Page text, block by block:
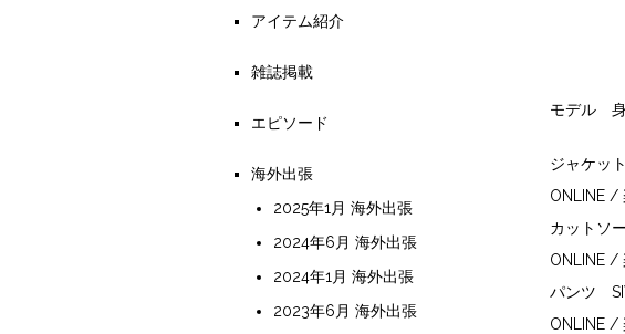
モデル 身
ジャケッ
ONLINE /
カットソ
ONLINE /
パンツ
ONLINE /
アイテム紹介
雑誌掲載
エピソード
海外出張
2025年1月 海外出張
2024年6月 海外出張
2024年1月 海外出張
2023年6月 海外出張